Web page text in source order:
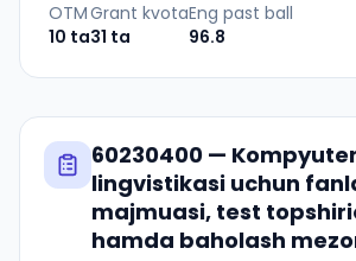
OTM
10 ta
Grant kvota
31 ta
Eng past ball
96.8
60230400 — Kompyuter
lingvistikasi uchun
majmuasi, test
hamda baholash